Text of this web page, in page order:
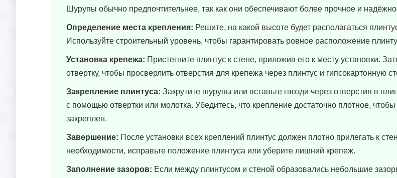
Шурупы обычно предпочтительнее, так как они обеспечивают более прочное и
Определение места крепления: Решите, на какой высоте будет располагаться
Используйте строительный уровень, чтобы гарантировать ровное расположение
Установка крепежа: Пристегните плинтус к стене, приложив его к месту установки.
отвертку, чтобы просверлить отверстия для крепежа через плинтус и гипсокартонную
Закрепление плинтуса: Закрутите шурупы или вставьте гвозди через отверстия в
с помощью отвертки или молотка. Убедитесь, что крепление достаточно плотное,
закреплен.
Завершение: После установки всех креплений плинтус должен плотно прилегать к
необходимости, исправьте положение плинтуса или уберите лишний крепеж.
Заполнение зазоров: Если между плинтусом и стеной образовались небольшие